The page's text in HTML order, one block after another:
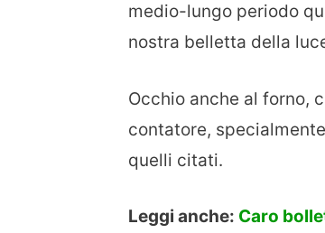
medio-lungo periodo
nostra belletta della
Occhio anche al forno,
contatore,
quelli citati.
Leggi anche: Caro